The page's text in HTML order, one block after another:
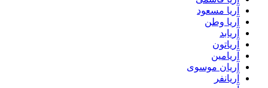
آریا مسعود
آریا وطن
آریابد
آریاتون
آریامین
آریان موسوی
آریانفر